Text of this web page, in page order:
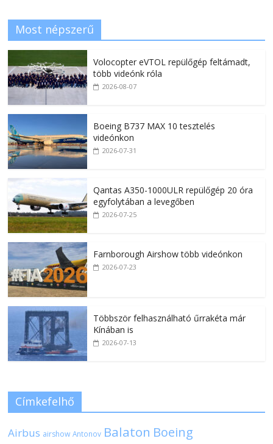
Most népszerű
Volocopter eVTOL repülőgép feltámadt,
több videónk róla
2026-08-07
Boeing B737 MAX 10 tesztelés
videónkon
2026-07-31
Qantas A350-1000ULR repülőgép 20 óra
egyfolytában a levegőben
2026-07-25
Farnborough Airshow több videónkon
2026-07-23
Többször felhasználható űrrakéta már
Kínában is
2026-07-13
Címkefelhő
Airbus airshow Antonov Balaton Boeing